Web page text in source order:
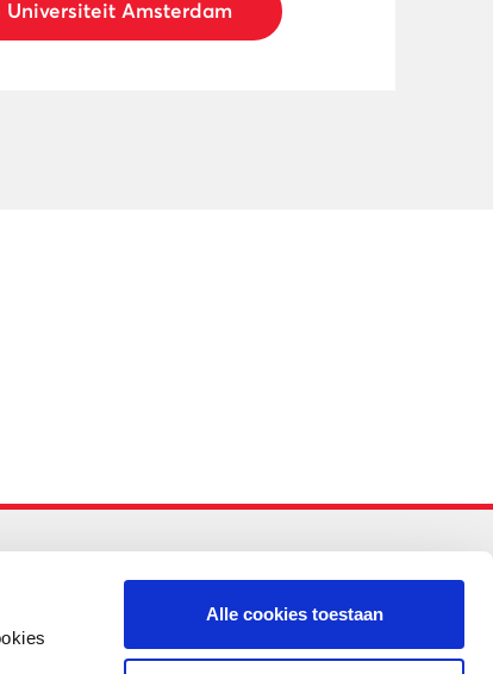
Alle cookies toestaan
Universiteit Amsterdam